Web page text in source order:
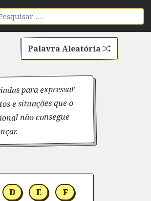
Palavra Aleatória
para expressar
e situações que o
não consegue
D E F